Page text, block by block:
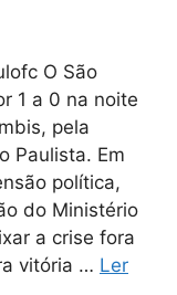
O São
1 a 0 na noite
pela
Paulista. Em
política,
do Ministério
a crise fora
vitória … Ler